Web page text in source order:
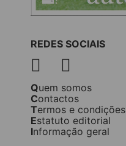
REDES SOCIAIS
Quem somos
Contactos
Termos e condições
Estatuto editorial
Informação geral